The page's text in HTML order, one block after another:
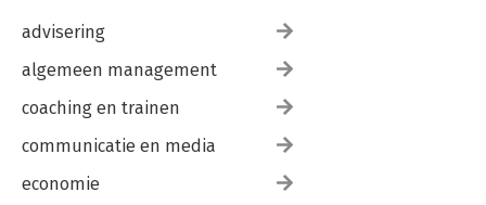
advisering
algemeen management
coaching en trainen
communicatie en media
economie